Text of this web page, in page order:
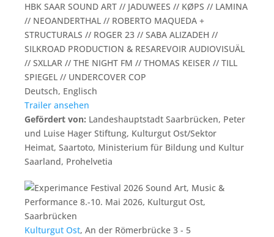
HBK SAAR SOUND ART // JADUWEES // KØPS // LAMINA
// NEOANDERTHAL // ROBERTO MAQUEDA +
STRUCTURALS // ROGER 23 // SABA ALIZADEH //
SILKROAD PRODUCTION & RESAREVOIR AUDIOVISUÄL
// SXLLAR // THE NIGHT FM // THOMAS KEISER // TILL
SPIEGEL // UNDERCOVER COP
Deutsch, Englisch
Trailer ansehen
Gefördert von: Landeshauptstadt Saarbrücken, Peter
und Luise Hager Stiftung, Kulturgut Ost/Sektor
Heimat, Saartoto, Ministerium für Bildung und Kultur
Saarland, Prohelvetia
Kulturgut Ost, An der Römerbrücke 3 - 5